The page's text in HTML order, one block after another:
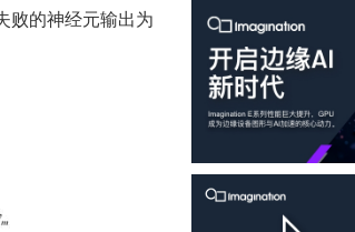
败的神经元输出为